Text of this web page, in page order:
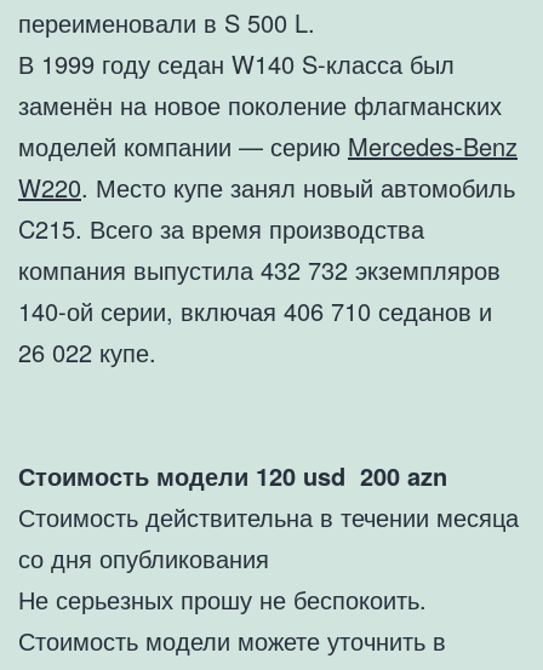
переименовали в S 500 L.
В 1999 году седан W140 S-класса был
заменён на новое поколение флагманских
моделей компании — серию Mercedes-Benz
W220. Место купе занял новый автомобиль
C215. Всего за время производства
компания выпустила 432 732 экземпляров
140-ой серии, включая 406 710 седанов и
26 022 купе.
Стоимость модели 120 usd 200 azn
Стоимость действительна в течении месяца
со дня опубликования
Не серьезных прошу не беспокоить.
Стоимость модели можете уточнить в